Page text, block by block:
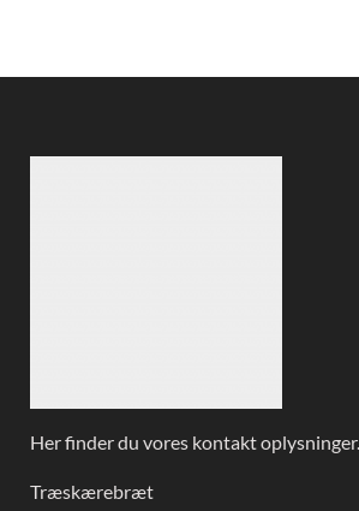
Her finder du vores kontakt oplysninger.
Træskærebræt